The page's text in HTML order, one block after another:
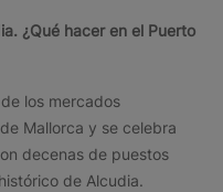
¿Qué hacer en el Puerto
los mercados
Mallorca y se celebra
decenas de puestos
de Alcudia.